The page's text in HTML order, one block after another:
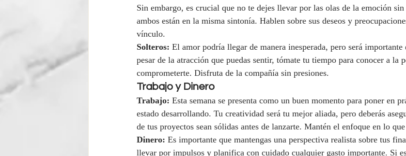
Sin embargo, es crucial que no te dejes llevar por las olas de la emoción
ambos están en la misma sintonía. Hablen sobre sus deseos y
vínculo.
Solteros: El amor podría llegar de manera inesperada, pero será
pesar de la atracción que puedas sentir, tómate tu tiempo para conocer a la
comprometerte. Disfruta de la compañía sin presiones.
Trabajo y Dinero
Trabajo: Esta semana se presenta como un buen momento para poner en
estado desarrollando. Tu creatividad será tu mejor aliada, pero deberás
de tus proyectos sean sólidas antes de lanzarte. Mantén el enfoque en lo
Dinero: Es importante que mantengas una perspectiva realista sobre tus